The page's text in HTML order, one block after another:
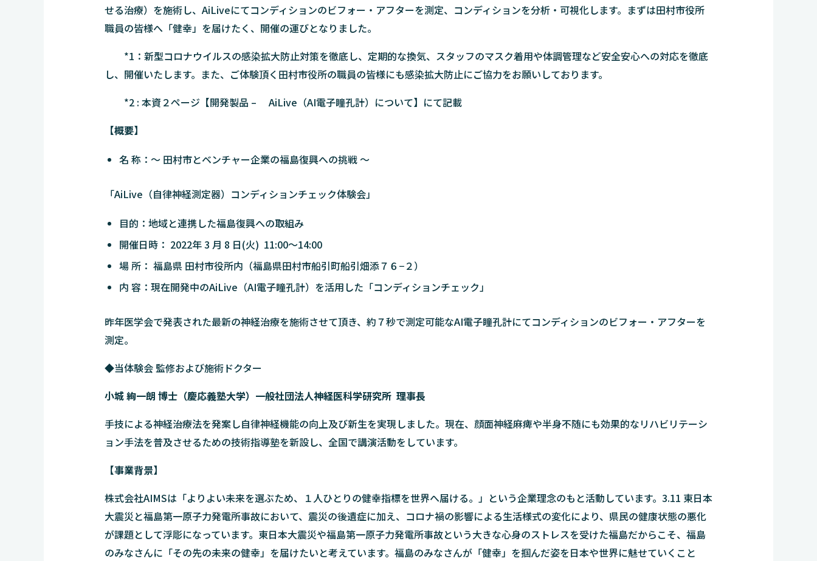
せる治療）を施術し、AiLiveにてコンディションのビフォー・アフターを測定、コンディションを分析・可視化します。まずは田村市役所
職員の皆様へ「健幸」を届けたく、開催の運びとなりました。
*1：新型コロナウイルスの感染拡大防止対策を徹底し、定期的な換気、スタッフのマスク着用や体調管理など安全安心への対応を徹底
し、開催いたします。また、ご体験頂く田村市役所の職員の皆様にも感染拡大防止にご協力をお願いしております。
*2 : 本資２ページ【開発製品 – AiLive（AI電子瞳孔計）について】にて記載
【概要】
名 称：～ 田村市とベンチャー企業の福島復興への挑戦 ～
「AiLive（自律神経測定器）コンディションチェック体験会」
目的：地域と連携した福島復興への取組み
開催日時： 2022年 3 月 8 日(火) 11:00～14:00
場 所： 福島県 田村市役所内（福島県田村市船引町船引畑添７６−２）
内 容：現在開発中のAiLive（AI電子瞳孔計）を活用した「コンディションチェック」
昨年医学会で発表された最新の神経治療を施術させて頂き、約７秒で測定可能なAI電子瞳孔計にてコンディションのビフォー・アフターを
測定。
◆当体験会 監修および施術ドクター
小城 絢一朗 博士（慶応義塾大学）一般社団法人神経医科学研究所 理事長
手技による神経治療法を発案し自律神経機能の向上及び新生を実現しました。現在、顔面神経麻痺や半身不随にも効果的なリハビリテーシ
ョン手法を普及させるための技術指導塾を新設し、全国で講演活動をしています。
【事業背景】
株式会社AIMSは「よりよい未来を選ぶため、１人ひとりの健幸指標を世界へ届ける。」という企業理念のもと活動しています。3.11 東日本
大震災と福島第一原子力発電所事故において、震災の後遺症に加え、コロナ禍の影響による生活様式の変化により、県民の健康状態の悪化
が課題として浮彫になっています。東日本大震災や福島第一原子力発電所事故という大きな心身のストレスを受けた福島だからこそ、福島
のみなさんに「その先の未来の健幸」を届けたいと考えています。福島のみなさんが「健幸」を掴んだ姿を日本や世界に魅せていくこと